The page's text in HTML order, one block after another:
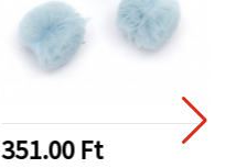
351.00 Ft